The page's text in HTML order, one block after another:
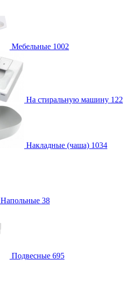
Мебельные 1002
На стиральную машину 122
Накладные (чаша) 1034
Напольные 38
Подвесные 695